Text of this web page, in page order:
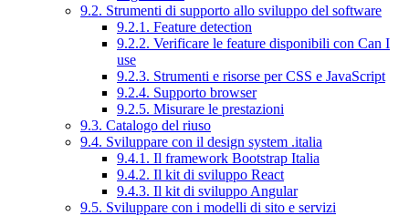
9.2. Strumenti di supporto allo sviluppo del software
9.2.1. Feature detection
9.2.2. Verificare le feature disponibili con Can I
use
9.2.3. Strumenti e risorse per CSS e JavaScript
9.2.4. Supporto browser
9.2.5. Misurare le prestazioni
9.3. Catalogo del riuso
9.4. Sviluppare con il design system .italia
9.4.1. Il framework Bootstrap Italia
9.4.2. Il kit di sviluppo React
9.4.3. Il kit di sviluppo Angular
9.5. Sviluppare con i modelli di sito e servizi